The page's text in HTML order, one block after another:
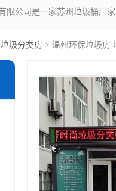
垃圾分类房 > 温州环保垃圾房